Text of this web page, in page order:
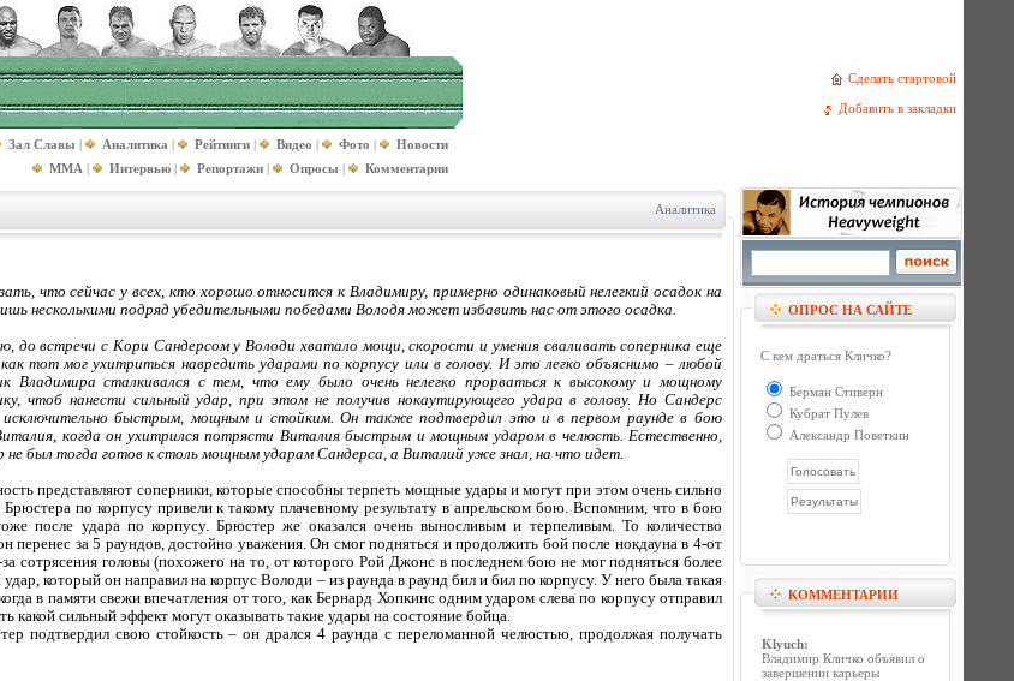
Сделать стартовой
Добавить в закладки
Зал Славы | Аналитика | Рейтинги | Видео | Фото |
Новости
MMA | Интервью | Репортажи | Опросы | Комментарии
Аналитика
что сейчас у всех, кто хорошо относится к Владимиру, примерно одинаковый нелегкий осадок на
несколькими подряд убедительными победами Володя может избавить нас от этого осадка.
до встречи с Кори Сандерсом у Володи хватало мощи, скорости и умения сваливать соперника еще
тот мог ухитриться навредить ударами по корпусу или в голову. И это легко объяснимо – любой
Владимира сталкивался с тем, что ему было очень нелегко прорваться к высокому и мощному
чтоб нанести сильный удар, при этом не получив нокаутирующего удара в голову. Но Сандерс
исключительно быстрым, мощным и стойким. Он также подтвердил это и в первом раунде в бою
когда он ухитрился потрясти Виталия быстрым и мощным ударом в челюсть. Естественно,
не был тогда готов к столь мощным ударам Сандерса, а Виталий уже знал, на что идет.
представляют соперники, которые способны терпеть мощные удары и могут при этом очень сильно
по корпусу привели к такому плачевному результату в апрельском бою. Вспомним, что в бою
после удара по корпусу. Брюстер же оказался очень выносливым и терпеливым. То количество
перенес за 5 раундов, достойно уважения. Он смог подняться и продолжить бой после нокдауна в 4-от
за сотрясения головы (похожего на то, от которого Рой Джонс в последнем бою не мог подняться более
который он направил на корпус Володи – из раунда в раунд бил и бил по корпусу. У него была такая
в памяти свежи впечатления от того, как Бернард Хопкинс одним ударом слева по корпусу отправил
какой сильный эффект могут оказывать такие удары на состояние бойца.
подтвердил свою стойкость – он дрался 4 раунда с переломанной челюстью, продолжая получать
ОПРОС НА САЙТЕ
С кем драться Кличко?
Берман Стиверн
Кубрат Пулев
Александр Поветкин
КОММЕНТАРИИ
Klyuch:
Владимир Кличко объявил о
завершении карьеры